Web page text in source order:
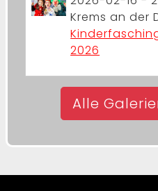
Krems an der
2026
Alle